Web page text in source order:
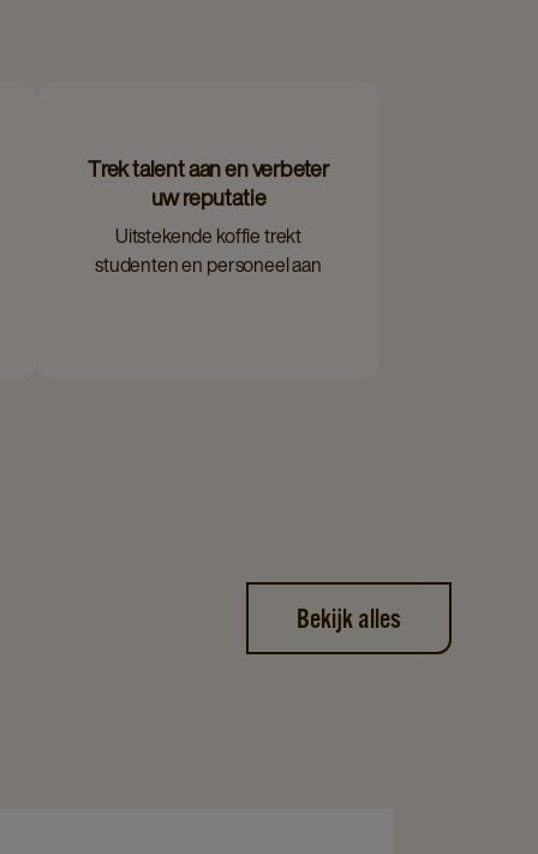
Trek talent aan en verbeter
uw reputatie
Uitstekende koffie trekt
studenten en personeel aan
Bekijk alles